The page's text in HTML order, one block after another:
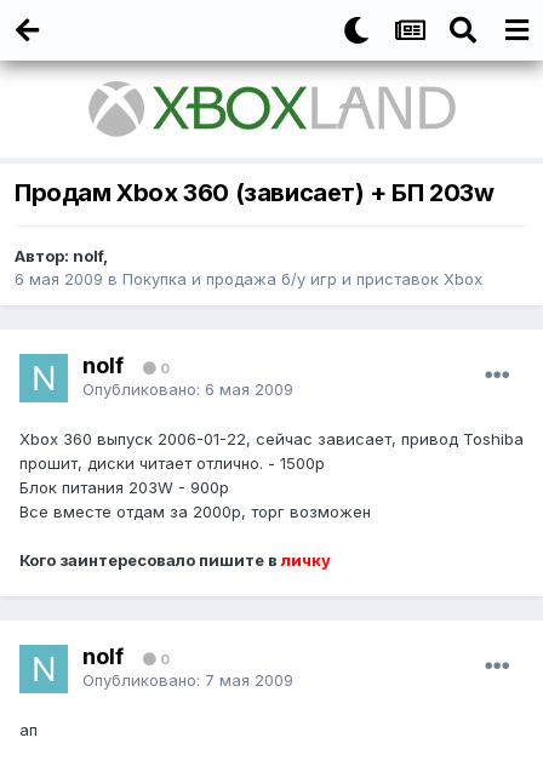
Продам Xbox 360 (зависает) + БП 203w
Автор: nolf,
6 мая 2009 в Покупка и продажа б/у игр и приставок Xbox
nolf 0
Опубликовано: 6 мая 2009
Xbox 360 выпуск 2006-01-22, сейчас зависает, привод Toshiba
прошит, диски читает отлично. - 1500р
Блок питания 203W - 900р
Все вместе отдам за 2000р, торг возможен
Кого заинтересовало пишите вличку
nolf 0
Опубликовано: 7 мая 2009
ап